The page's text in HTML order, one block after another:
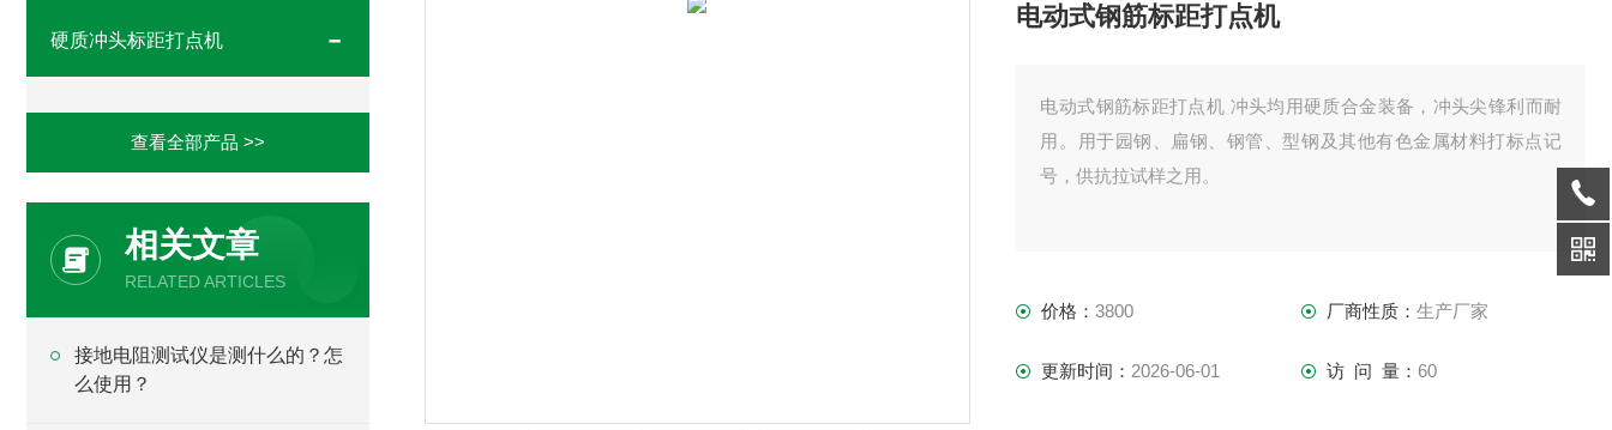
硬质冲头标距打点机
查看全部产品 >>
相关文章
RELATED ARTICLES
接地电阻测试仪是测什么的？怎
么使用？
电动式钢筋标距打点机
电动式钢筋标距打点机 冲头均用硬质合金装备，冲头尖锋利而耐
用。用于园钢、扁钢、钢管、型钢及其他有色金属材料打标点记
号，供抗拉试样之用。
价格：3800 厂商性质： 生产厂家
更新时间： 2026-06-01 访 问 量： 60